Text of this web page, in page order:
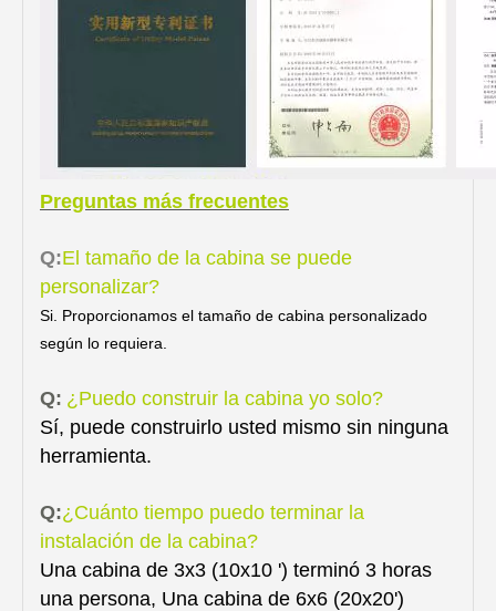
Preguntas más frecuentes
Q:El tamaño de la cabina se puede
personalizar?
Si. Proporcionamos el tamaño de cabina personalizado
según lo requiera.
Q: ¿Puedo construir la cabina yo solo?
Sí, puede construirlo usted mismo sin ninguna
herramienta.
Q:¿Cuánto tiempo puedo terminar la
instalación de la cabina?
Una cabina de 3x3 (10x10 ') terminó 3 horas
una persona, Una cabina de 6x6 (20x20')